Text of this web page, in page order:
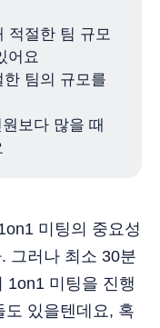
적절한 팀 규모
어요
팀의 규모를
보다 많을 때
미팅의 중요성
그러나 최소 30분
1on1 미팅을 진행
있을텐데요, 혹